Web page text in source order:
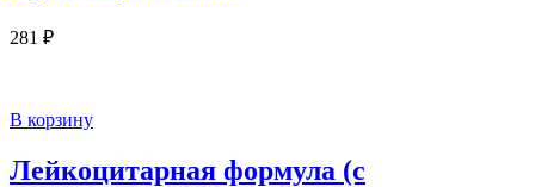
281 ₽
В корзину
Лейкоцитарная формула (с